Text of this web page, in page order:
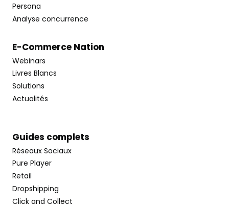
Persona
Analyse concurrence
E-Commerce Nation
Webinars
Livres Blancs
Solutions
Actualités
Guides complets
Réseaux Sociaux
Pure Player
Retail
Dropshipping
Click and Collect